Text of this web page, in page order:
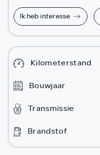
Ik heb interesse
Kilometerstand
Bouwjaar
Transmissie
Brandstof